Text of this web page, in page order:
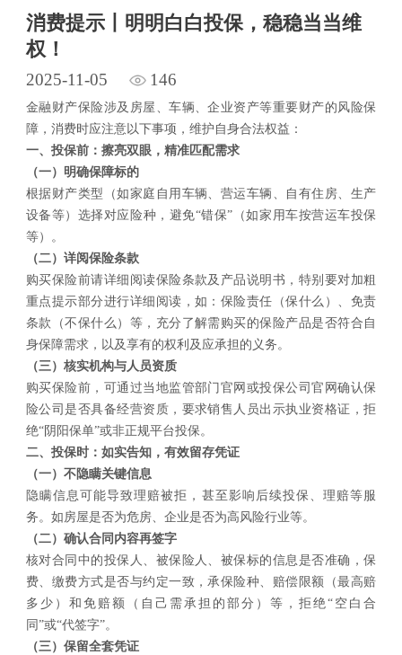
消费提示丨明明白白投保，稳稳当当维
权！
2025-11-05 146
金融财产保险涉及房屋、车辆、企业资产等重要财产的风险保
障，消费时应注意以下事项，维护自身合法权益：
一、 投保前：擦亮双眼，精准匹配需求
（一） 明确保障标的
根据财产类型（如家庭自用车辆、营运车辆、自有住房、生产
设备等）选择对应险种，避免“错保”（如家用车按营运车投保
等）。
（二） 详阅保险条款
购买保险前请详细阅读保险条款及产品说明书，特别要对加粗
重点提示部分进行详细阅读，如：保险责任（保什么）、免责
条款（不保什么）等，充分了解需购买的保险产品是否符合自
身保障需求，以及享有的权利及应承担的义务。
（三） 核实机构与人员资质
购买保险前，可通过当地监管部门官网或投保公司官网确认保
险公司是否具备经营资质，要求销售人员出示执业资格证，拒
绝“阴阳保单”或非正规平台投保。
二、 投保时：如实告知， 有效留存凭证
（一） 不隐瞒关键信息
隐瞒信息可能导致理赔被拒，甚至影响后续投保、理赔等服
务。如房屋是否为危房、企业是否为高风险行业等。
（二） 确认合同内容再签字
核对合同中的投保人、被保险人、被保标的信息是否准确，保
费、缴费方式是否与约定一致，承保险种、赔偿限额（最高赔
多少）和免赔额（自己需承担的部分）等，拒绝“空白合
同”或“代签字”。
（三） 保留全套凭证